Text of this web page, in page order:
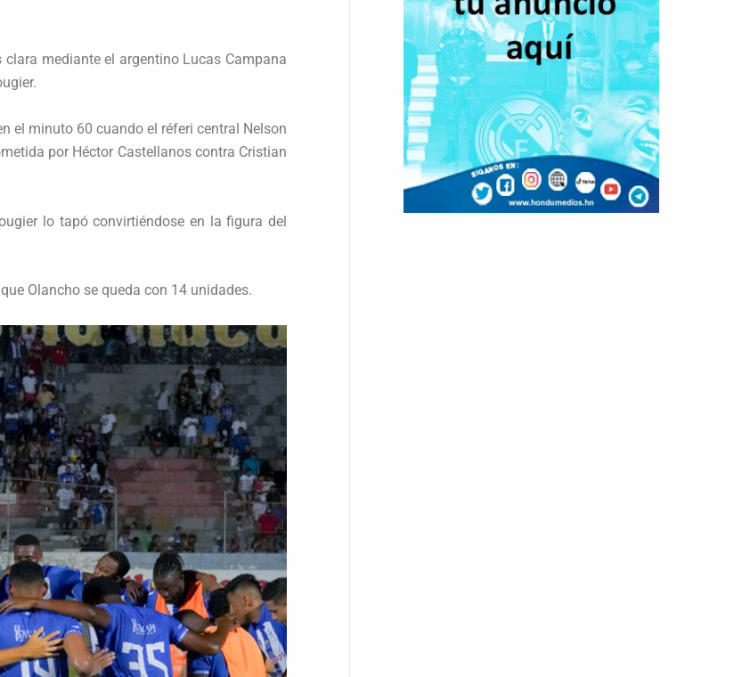
mediante el argentino Lucas Campana
el minuto 60 cuando el réferi central Nelson
por Héctor Castellanos contra Cristian
lo tapó convirtiéndose en la figura del
Olancho se queda con 14 unidades.